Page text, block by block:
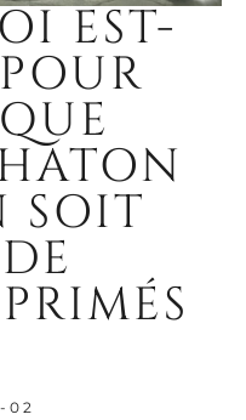
EST-
SOIT
02